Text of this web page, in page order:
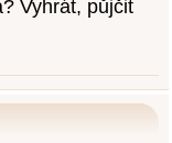
Vyhrát, půjčit